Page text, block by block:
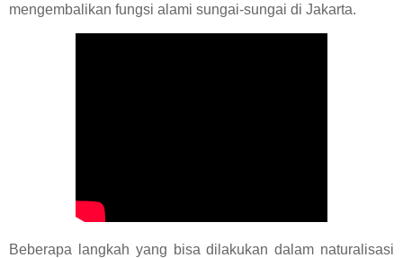
mengembalikan fungsi alami sungai-sungai di Jakarta.
Beberapa langkah yang bisa dilakukan dalam naturalisasi